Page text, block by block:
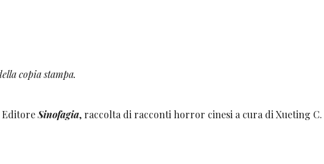
copia stampa.
EditoreSinofagia, raccolta di racconti horror cinesi a cura di Xueting C.